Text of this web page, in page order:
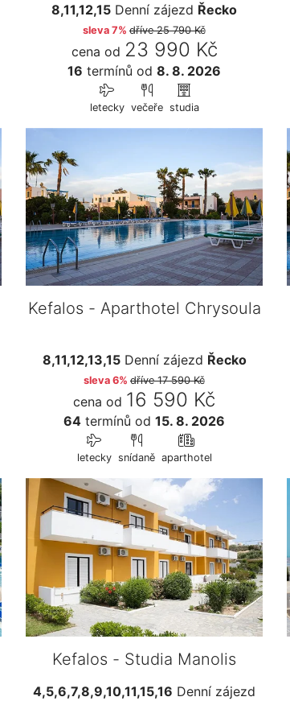
8,11,12,15 Denní zájezd Řecko
sleva 7% dříve25 790 Kč
cena od 23 990 Kč
16 termínů od 8. 8. 2026
letecky večeře studia
Kefalos - Aparthotel Chrysoula
8,11,12,13,15Denní zájezd Řecko
sleva 6% dříve17 590 Kč
cena od 16 590 Kč
64 termínů od 15. 8. 2026
letecky snídaně aparthotel
Kefalos - Studia Manolis
4,5,6,7,8,9,10,11,15,16 Denní zájezd